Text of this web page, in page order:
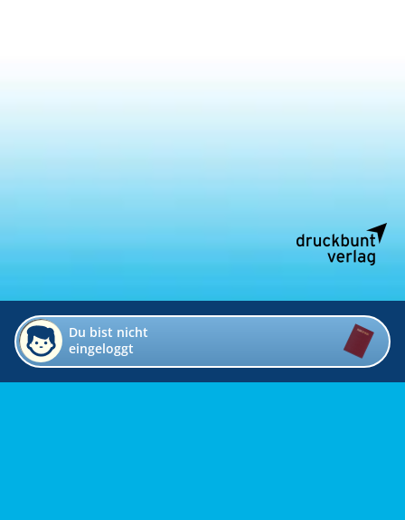
Du bist nicht
eingeloggt